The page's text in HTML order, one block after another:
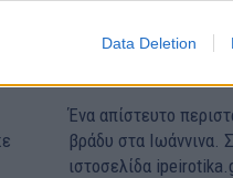
Data Deletion
το αυτοκίνητο
Ένα απίστευτο
βράδυ στα Ιωάννινα. Σύμφωνα με την
ιστοσελίδα